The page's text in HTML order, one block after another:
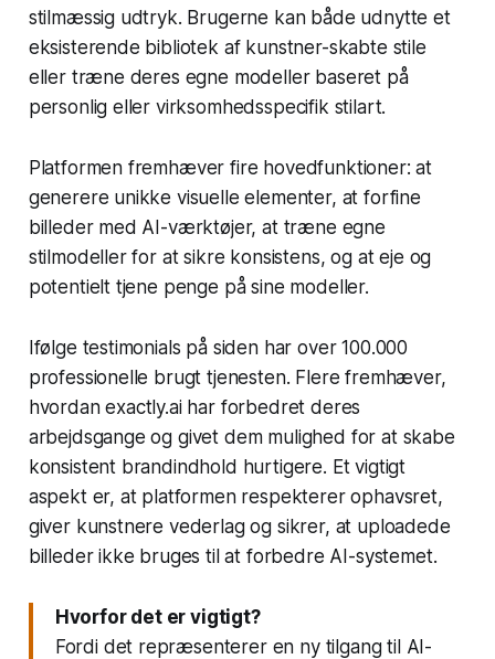
stilmæssig udtryk. Brugerne kan både udnytte et
eksisterende bibliotek af kunstner-skabte stile
eller træne deres egne modeller baseret på
personlig eller virksomhedsspecifik stilart.
Platformen fremhæver fire hovedfunktioner: at
generere unikke visuelle elementer, at forfine
billeder med AI-værktøjer, at træne egne
stilmodeller for at sikre konsistens, og at eje og
potentielt tjene penge på sine modeller.
Ifølge testimonials på siden har over 100.000
professionelle brugt tjenesten. Flere fremhæver,
hvordan exactly.ai har forbedret deres
arbejdsgange og givet dem mulighed for at skabe
konsistent brandindhold hurtigere. Et vigtigt
aspekt er, at platformen respekterer ophavsret,
giver kunstnere vederlag og sikrer, at uploadede
billeder ikke bruges til at forbedre AI-systemet.
Hvorfor det er vigtigt?
Fordi det repræsenterer en ny tilgang til AI-